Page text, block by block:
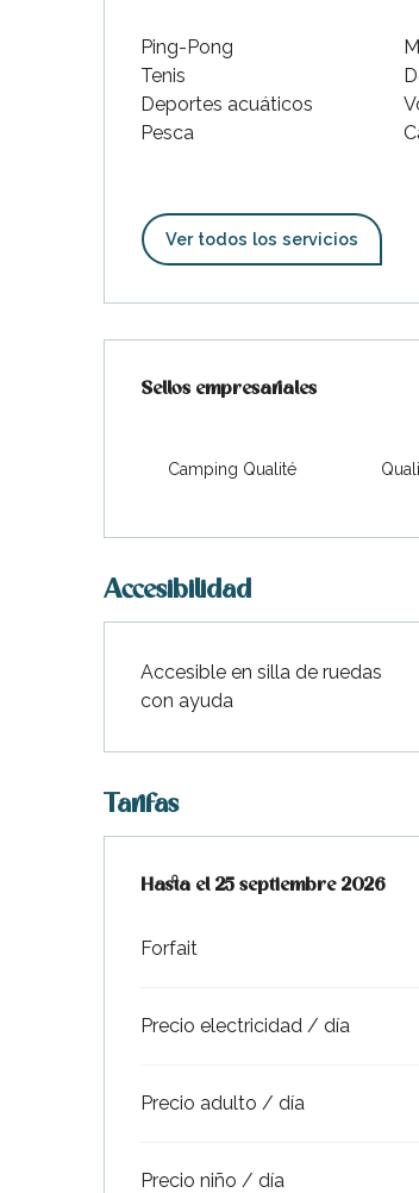
Ping-Pong
Tenis
Deportes acuáticos
Pesca
Ver todos los servicios
Sellos empresariales
Sellos empresariales
Camping Qualité
Accesibilidad
Accesible en silla de ruedas
con ayuda
Tarifas
Desde 2 abril 2026hasta25
Hasta el25 septiembre 2026
Forfait
Precio electricidad / día
Precio adulto / día
Precio niño / día